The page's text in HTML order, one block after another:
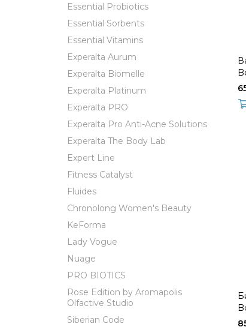
Essential Probiotics
Essential Sorbents
Essential Vitamins
Experalta Aurum
Experalta Biomelle
Experalta Platinum
Experalta PRO
Experalta Pro Anti-Acne Solutions
Experalta The Body Lab
Expert Line
Fitness Catalyst
Fluides
Chronolong Women's Beauty
KeForma
Lady Vogue
Nuage
PRO BIOTICS
Rose Edition by Aromapolis
Olfactive Studio
Siberian Code